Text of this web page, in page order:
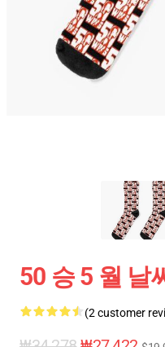
50 승 5 월 날
(2 customer